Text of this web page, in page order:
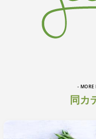
- MORE
同カ